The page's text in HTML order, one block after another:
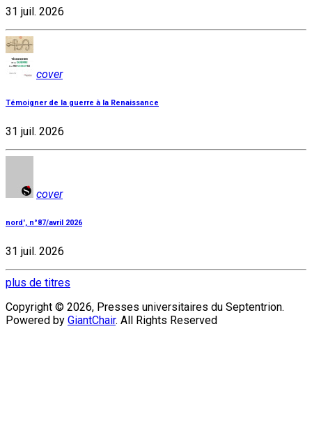
31 juil. 2026
cover
Témoigner de la guerre à la Renaissance
31 juil. 2026
cover
nord', n°87/avril 2026
31 juil. 2026
plus de titres
Copyright © 2026, Presses universitaires du Septentrion.
Powered by GiantChair. All Rights Reserved